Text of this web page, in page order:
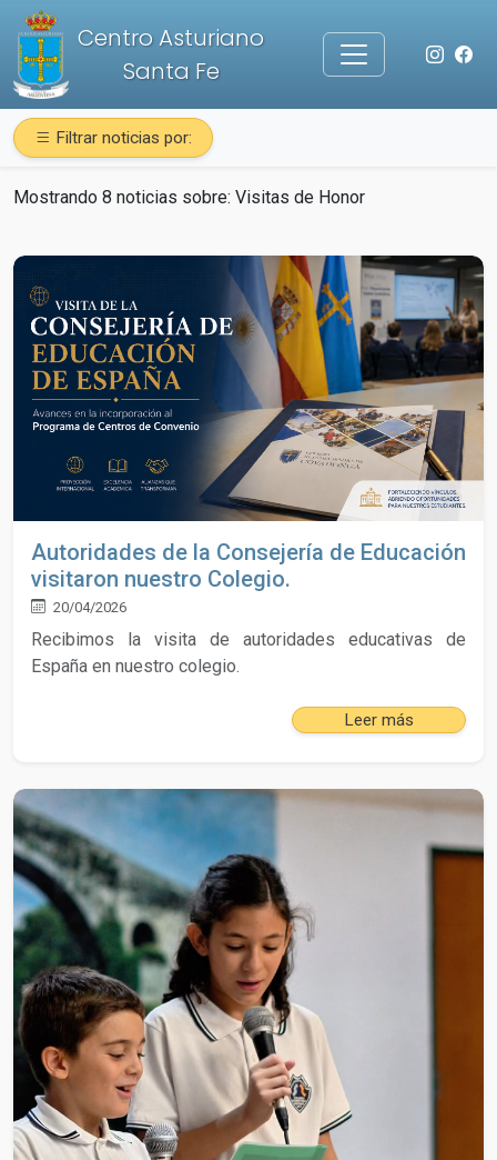
Centro Asturiano
Santa Fe
Filtrar noticias por:
Mostrando 8 noticias sobre: Visitas de Honor
Autoridades de la Consejería de Educación
visitaron nuestro Colegio.
20/04/2026
Recibimos la visita de autoridades educativas de
España en nuestro colegio.
Leer más